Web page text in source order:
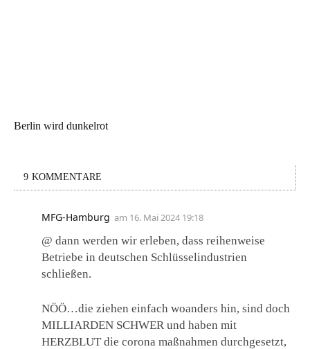
Berlin wird dunkelrot
9 KOMMENTARE
MFG-Hamburg am 16. Mai 2024 19:18
@ dann werden wir erleben, dass reihenweise
Betriebe in deutschen Schlüsselindustrien
schließen.
NÖÖ…die ziehen einfach woanders hin, sind doch
MILLIARDEN SCHWER und haben mit
HERZBLUT die corona maßnahmen durchgesetzt,